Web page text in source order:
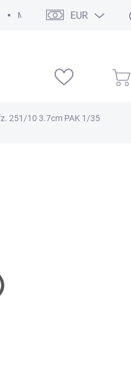
Modelárske výstavy
EUR
251/10 3.7cm PAK 1/35
DORUČENIA